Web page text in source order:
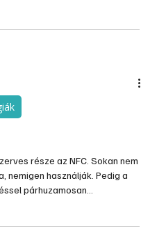
része az NFC. Sokan nem
nemigen használják. Pedig a
párhuzamosan